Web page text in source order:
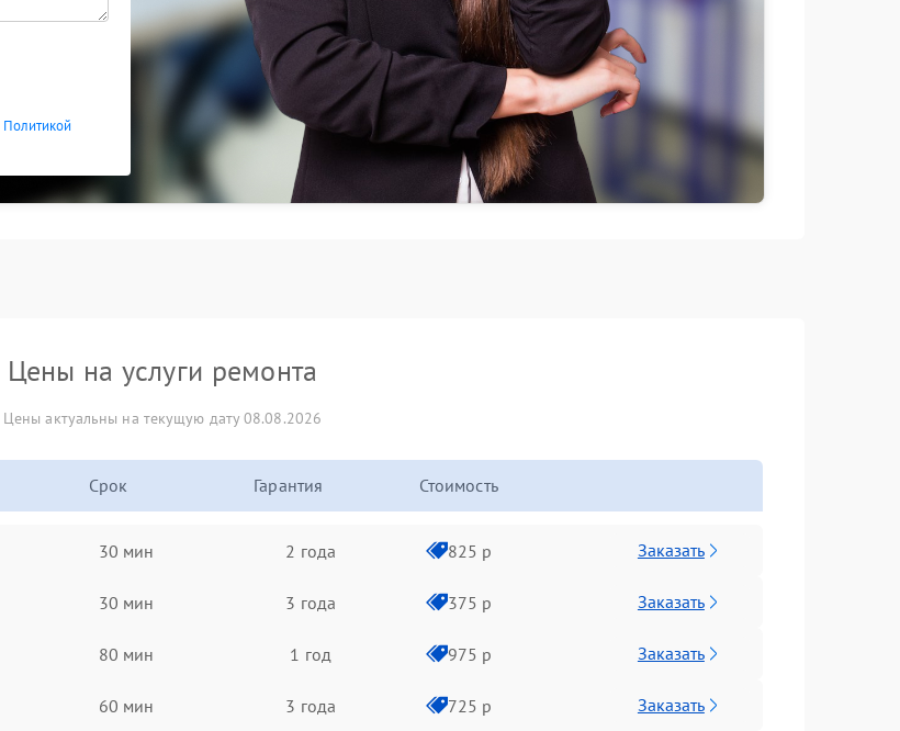
Политикой
Цены на услуги ремонта
Цены актуальны на текущую дату 08.08.2026
Срок Гарантия Стоимость
30 мин 2 года 825 р Заказать
30 мин 3 года 375 р Заказать
80 мин 1 год 975 р Заказать
60 мин 3 года 725 р Заказать